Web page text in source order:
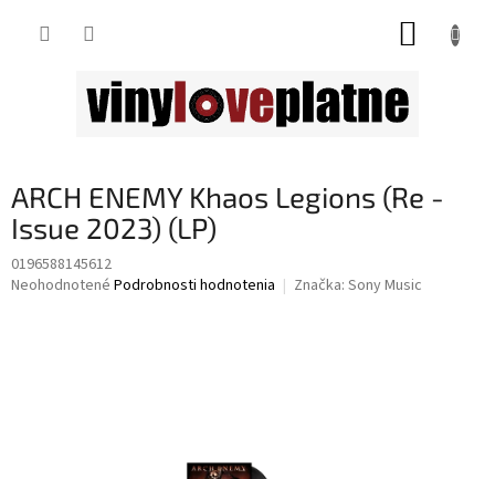
ARCH ENEMY Khaos Legions (Re -
Issue 2023) (LP)
0196588145612
Priemerné
Neohodnotené Podrobnosti hodnotenia Značka: Sony Music